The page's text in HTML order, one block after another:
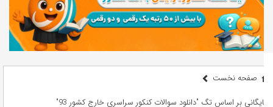
صفحه نخست
بایگانی بر اساس تگ "دانلود سوالات کنکور سراسری خارج کشور 93"